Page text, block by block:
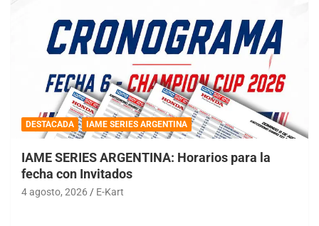
DESTACADA IAME SERIES ARGENTINA
IAME SERIES ARGENTINA: Horarios para la
fecha con Invitados
4 agosto, 2026 E-Kart